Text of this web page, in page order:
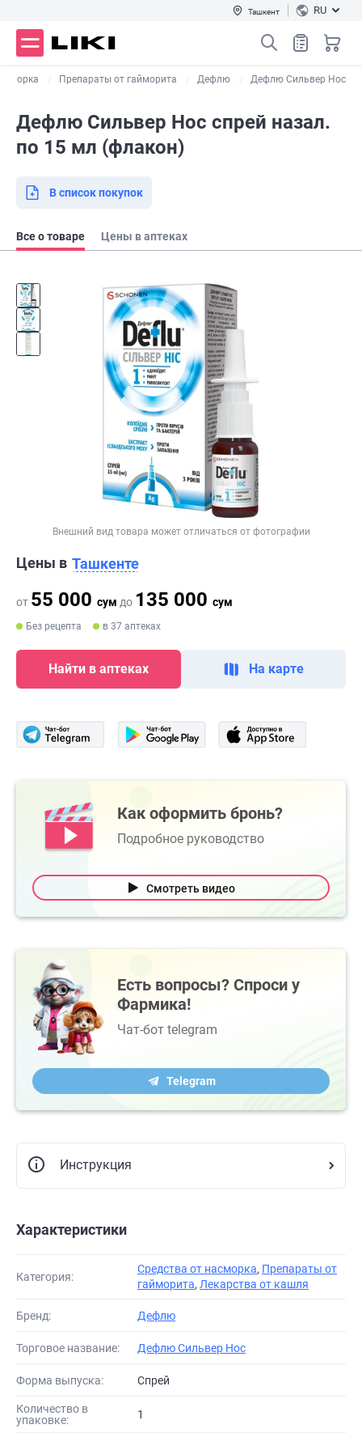
Ташкент RU
Препараты от гайморита Дефлю Дефлю Сильвер Нос
Дефлю Сильвер Нос спрей назал.
по 15 мл (флакон)
В список покупок
Все о товаре Цены в аптеках
Внешний вид товара может отличаться от фотографии
Цены в Ташкенте
от 55 000 сум до 135 000 сум
Без рецепта в 37 аптеках
Найти в аптеках На карте
Как оформить бронь?
Подробное руководство
Смотреть видео
Есть вопросы? Спроси у
Фармика!
Чат-бот telegram
Telegram
Инструкция
Характеристики
Категория:
Средства от насморка, Препараты от
гайморита, Лекарства от кашля
Бренд: Дефлю
Торговое название: Дефлю Сильвер Нос
Форма выпуска: Спрей
Количество в
упаковке:
1